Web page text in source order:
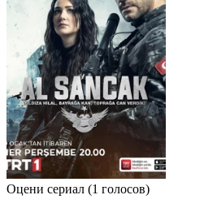
Оцени сериал (1 голосов)